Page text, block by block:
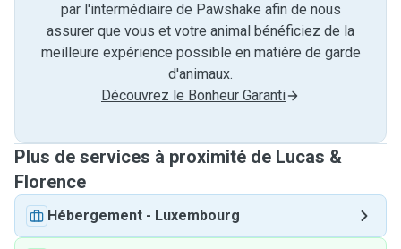
par l'intermédiaire de Pawshake afin de nous
assurer que vous et votre animal bénéficiez de la
meilleure expérience possible en matière de garde
d'animaux.
Découvrez le Bonheur Garanti
Plus de services à proximité de Lucas &
Florence
Hébergement - Luxembourg